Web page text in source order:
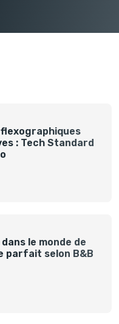
: Tech Standard
le monde de
parfait selon B&B